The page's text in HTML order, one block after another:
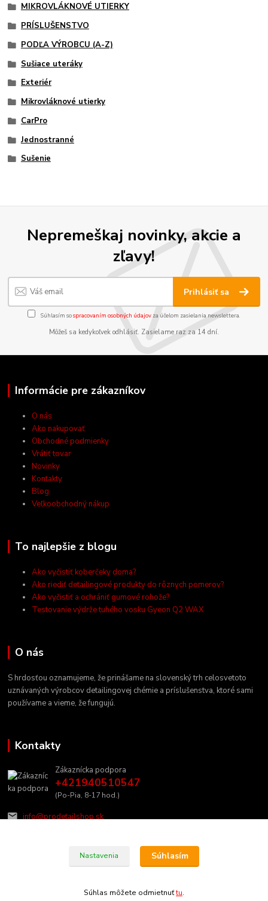
MIKROVLÁKNOVÉ UTIERKY
PRÍSLUŠENSTVO
PODĽA VÝROBCU (A-Z)
Sušiace uteráky
Exteriér
Mikrovláknové utierky
CarPro
Jednostranné
Sušenie
Nepremeškaj novinky, akcie a
zľavy!
Prihlásiť sa
Súhlasím sospracovaním osobných údajov za účelom zasielania newslettera.
Môžeš sa kedykoľvek odhlásiť. Zasielame raz za 14 dní.
Informácie pre zákazníkov
O nás
Ako nakupovať
Obchodné podmienky
Vrátiť tovar
Novinky
Kontakty
Blog
Veľkoobchodný nákup
To najlepšie z blogu
Ako vyčistiť koberčeky doma?
Ako riediť detailingové produkty do rôznych pomerov?
Ako vyčistiť a ochrániť gumové rohože?
Testovanie výdrže tuhého vosku Gyeon Q2 WAX
O nás
S hrdosťou oznamujeme, že prinášame na slovenský trh celosvetoto
uznávaných výrobcov detailingovej chémie a príslušenstva, ktoré sami
používame a vieme, že fungujú.
Kontakty
Zákaznícka podpora
+421940510547
(Po-Pia, 8-17 hod.)
info@prodetailshop.sk
Nastavenia Súhlasím
Súhlas môžete odmietnuťtu.